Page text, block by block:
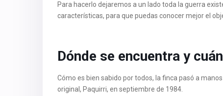
Para hacerlo dejaremos a un lado toda la guerra
características, para que puedas conocer mejor el
Dónde se encuentra y
Cómo es bien sabido por todos, la finca pasó a
original, Paquirri, en septiembre de 1984.